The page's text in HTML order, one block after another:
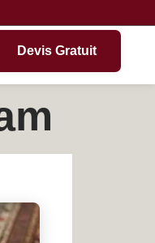
Devis Gratuit